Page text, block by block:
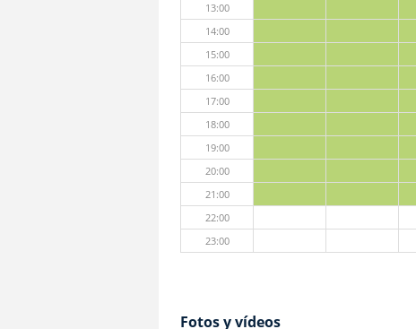
13:00
14:00
15:00
16:00
17:00
18:00
19:00
20:00
21:00
22:00
23:00
Fotos y vídeos